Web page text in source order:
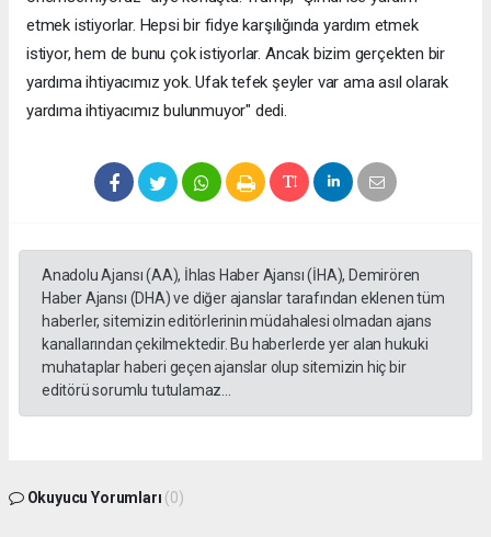
etmek istiyorlar. Hepsi bir fidye karşılığında yardım etmek
istiyor, hem de bunu çok istiyorlar. Ancak bizim gerçekten bir
yardıma ihtiyacımız yok. Ufak tefek şeyler var ama asıl olarak
yardıma ihtiyacımız bulunmuyor" dedi.
Anadolu Ajansı (AA), İhlas Haber Ajansı (İHA), Demirören
Haber Ajansı (DHA) ve diğer ajanslar tarafından eklenen tüm
haberler, sitemizin editörlerinin müdahalesi olmadan ajans
kanallarından çekilmektedir. Bu haberlerde yer alan hukuki
muhataplar haberi geçen ajanslar olup sitemizin hiç bir
editörü sorumlu tutulamaz...
Okuyucu Yorumları (0)